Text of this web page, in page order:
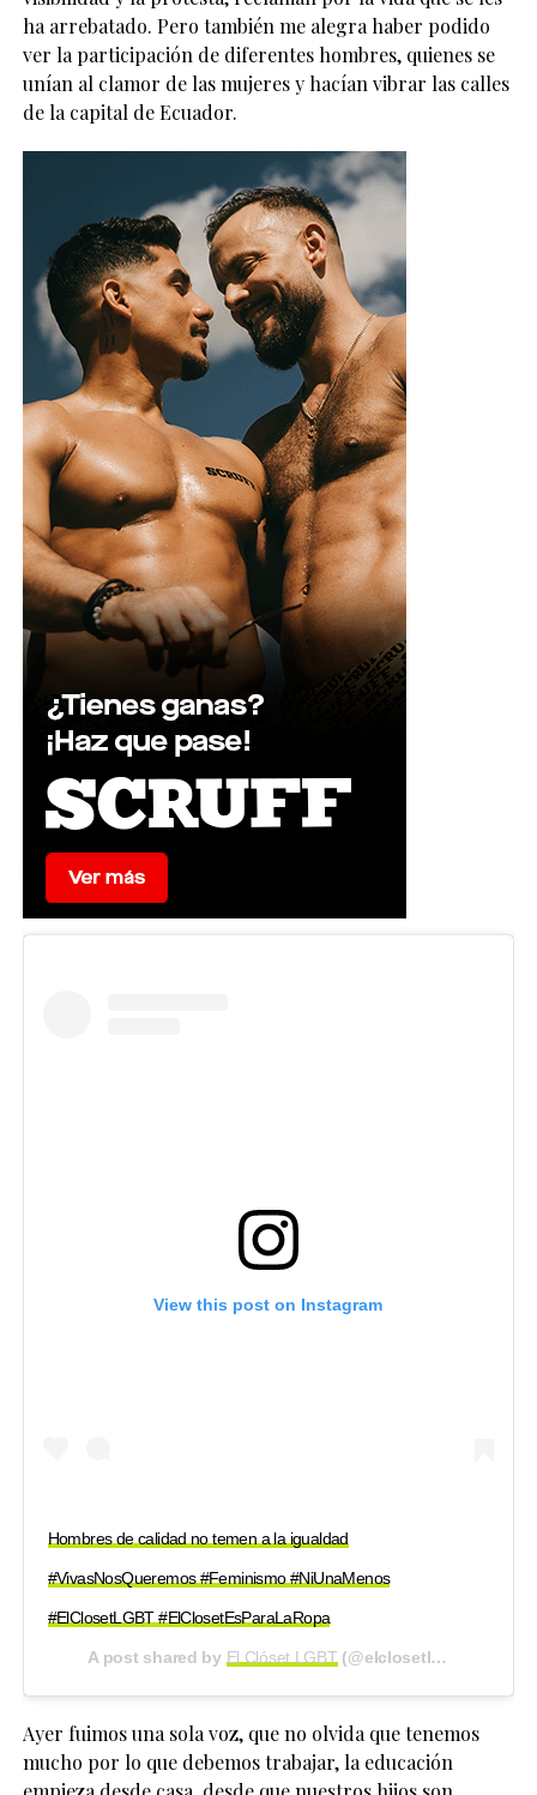
ha arrebatado. Pero también me alegra haber podido
ver la participación de diferentes hombres, quienes se
unían al clamor de las mujeres y hacían vibrar las calles
de la capital de Ecuador.
View this post on Instagram
Hombres de calidad no temen a la igualdad
#VivasNosQueremos #Feminismo #NiUnaMenos
#ElClosetLGBT #ElClosetEsParaLaRopa
A post shared by El Clóset LGBT (@elclosetlgbt) on
Ayer fuimos una sola voz, que no olvida que tenemos
mucho por lo que debemos trabajar, la educación